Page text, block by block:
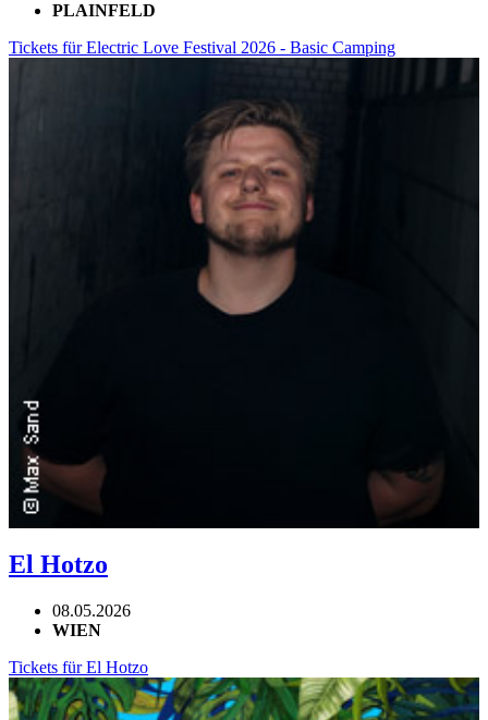
PLAINFELD
Tickets für Electric Love Festival 2026 - Basic Camping
El Hotzo
08.05.2026
WIEN
Tickets für El Hotzo